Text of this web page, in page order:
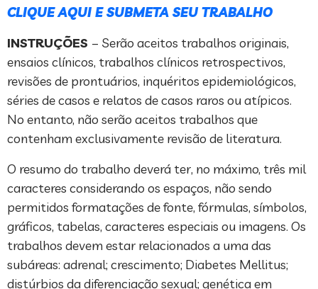
CLIQUE AQUI E SUBMETA SEU TRABALHO
INSTRUÇÕES – Serão aceitos trabalhos originais,
ensaios clínicos, trabalhos clínicos retrospectivos,
revisões de prontuários, inquéritos epidemiológicos,
séries de casos e relatos de casos raros ou atípicos.
No entanto, não serão aceitos trabalhos que
contenham exclusivamente revisão de literatura.
O resumo do trabalho deverá ter, no máximo, três mil
caracteres considerando os espaços, não sendo
permitidos formatações de fonte, fórmulas, símbolos,
gráficos, tabelas, caracteres especiais ou imagens. Os
trabalhos devem estar relacionados a uma das
subáreas: adrenal; crescimento; Diabetes Mellitus;
distúrbios da diferenciação sexual; genética em